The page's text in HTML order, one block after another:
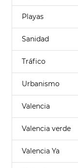
Playas
Sanidad
Tráfico
Urbanismo
Valencia
Valencia verde
Valencia Ya